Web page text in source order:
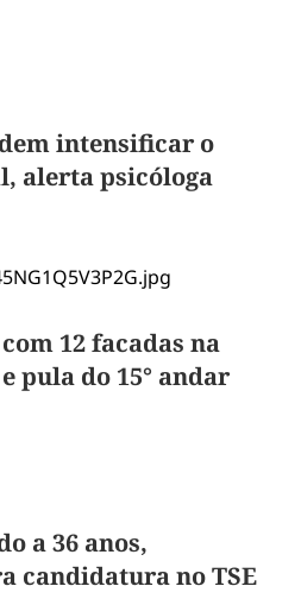
intensificar o
alerta psicóloga
12 facadas na
pula do 15° andar
a 36 anos,
candidatura no TSE